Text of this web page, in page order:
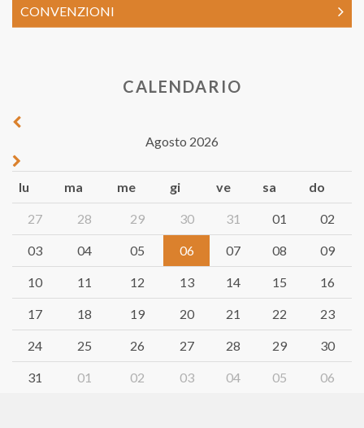
CONVENZIONI
CALENDARIO
Agosto 2026
lu ma me gi ve sa do
27 28 29 30 31 01 02
03 04 05 06 07 08 09
10 11 12 13 14 15 16
17 18 19 20 21 22 23
24 25 26 27 28 29 30
31 01 02 03 04 05 06